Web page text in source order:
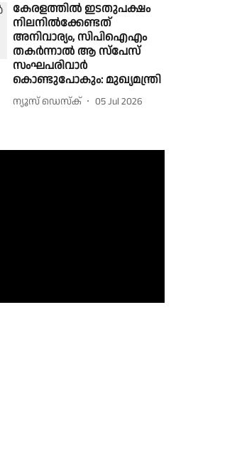
കേരളത്തിൽ ഇടതുപക്ഷം
നിലനിൽക്കേണ്ടത്
അനിവാര്യം, സിപിഐഎം
തകർന്നാൽ ആ സ്പേസ്
സംഘപരിവാർ
കൊണ്ടുപോകും: മുഖ്യമന്ത്രി
ന്യൂസ് ഡെസ്ക് 05 Jul 2026